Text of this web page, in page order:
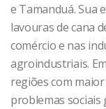
e Tamanduá. Sua
lavouras de cana
comércio e nas
agroindustriais.
regiões com maior
problemas sociais